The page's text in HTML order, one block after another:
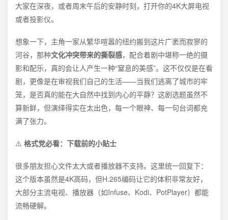
大家在深夜，或者周末午后的安静时刻，打开你的4K大屏电视
或者投影仪。
想象一下，主角一家从繁华喧嚣的纽约搬到这片广袤而寂寥的
河谷，那种文化冲突带来的撕裂感，配合着剧中堪称一绝的摄
影和配乐，真的会让人产生一种“窒息的美感”。这不仅仅是在看
剧，更像是在审视我们自己的生活——当我们逃离了城市的牢
笼，是否真的能在大自然中找到内心的平静？这剧选题虽然不
算新鲜，但演绎得实在太出色，每一个眼神、每一句台词都充
满了张力。
⚠️ 格式党必看：下载前的小贴士
很多朋友担心文件太大或者播放器不支持。这里统一回复下：
这个版本虽然是4K高码，但H.265编码让它的体积非常友好，
大部分主流电视、播放器（如Infuse、Kodi、PotPlayer）都能
流畅硬解。